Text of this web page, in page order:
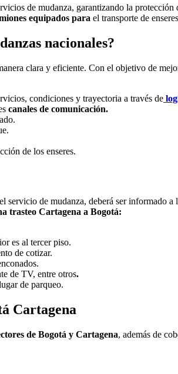
de mudanza, garantizando la
equipados para el transporte de
nacionales?
clara y eficiente. Con el objetivo de
condiciones y trayectoria a través de
canales de comunicación.
de los enseres.
servicio de mudanza, deberá ser informado a
trasteo Cartagena a Bogotá:
es al tercer piso.
de cotizar.
de TV, entre otros.
de parqueo.
Cartagena
de Bogotá y Cartagena, además de